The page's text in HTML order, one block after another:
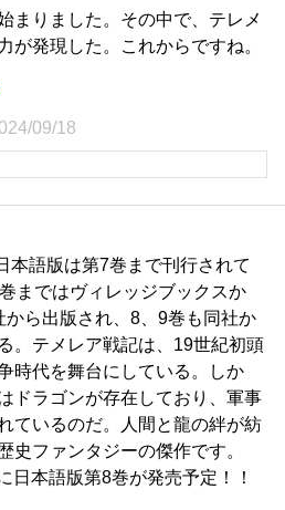
まりました。その中で、テレメ
が発現した。これからですね。
09/18
本語版は第7巻まで刊行されて
まではヴィレッジブックスか
から出版され、8、9巻も同社か
。テメレア戦記は、19世紀初頭
時代を舞台にしている。しか
ドラゴンが存在しており、軍事
ているのだ。人間と龍の絆が紡
史ファンタジーの傑作です。
日本語版第8巻が発売予定！！